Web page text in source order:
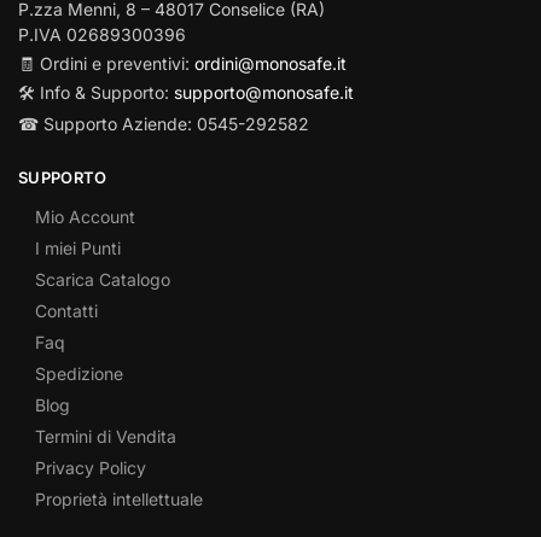
P.zza Menni, 8 – 48017 Conselice (RA)
P.IVA 02689300396
🧾 Ordini e preventivi: ordini@monosafe.it
🛠️ Info & Supporto: supporto@monosafe.it
☎ Supporto Aziende: 0545-292582
SUPPORTO
Mio Account
I miei Punti
Scarica Catalogo
Contatti
Faq
Spedizione
Blog
Termini di Vendita
Privacy Policy
Proprietà intellettuale